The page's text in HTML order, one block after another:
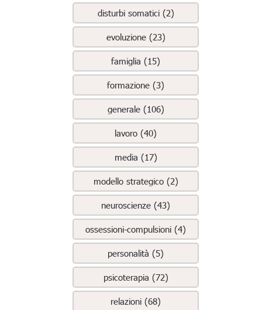
disturbi somatici (2)
evoluzione (23)
famiglia (15)
formazione (3)
generale (106)
lavoro (40)
media (17)
modello strategico (2)
neuroscienze (43)
ossessioni-compulsioni (4)
personalità (5)
psicoterapia (72)
relazioni (68)